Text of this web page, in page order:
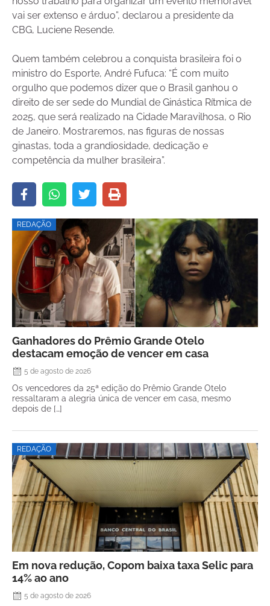
vai ser extenso e árduo”, declarou a presidente da
CBG, Luciene Resende.
Quem também celebrou a conquista brasileira foi o
ministro do Esporte, André Fufuca: “É com muito
orgulho que podemos dizer que o Brasil ganhou o
direito de ser sede do Mundial de Ginástica Rítmica de
2025, que será realizado na Cidade Maravilhosa, o Rio
de Janeiro. Mostraremos, nas figuras de nossas
ginastas, toda a grandiosidade, dedicação e
competência da mulher brasileira”.
REDAÇÃO
Ganhadores do Prêmio Grande Otelo
destacam emoção de vencer em casa
5 de agosto de 2026
Os vencedores da 25ª edição do Prêmio Grande Otelo
ressaltaram a alegria única de vencer em casa, mesmo
depois de […]
REDAÇÃO
Em nova redução, Copom baixa taxa Selic para
14% ao ano
5 de agosto de 2026